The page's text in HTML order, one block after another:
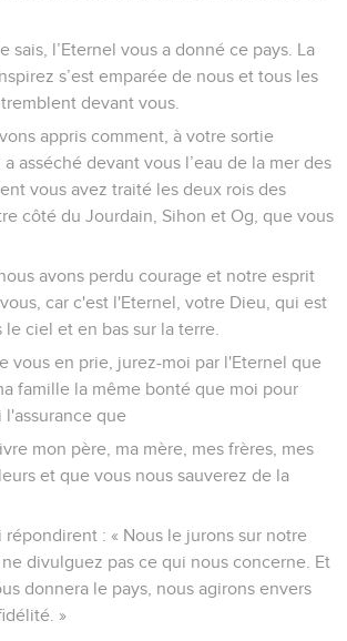
sais, l’Eternel vous a donné ce pays. La
s’est emparée de nous et tous les
devant vous.
appris comment, à votre sortie
asséché devant vous l’eau de la mer des
vous avez traité les deux rois des
côté du Jourdain, Sihon et Og, que vous
avons perdu courage et notre esprit
car c'est l'Eternel, votre Dieu, qui est
ciel et en bas sur la terre.
vous en prie, jurez-moi par l'Eternel que
famille la même bonté que moi pour
l'assurance que
mon père, ma mère, mes frères, mes
et que vous nous sauverez de la
répondirent : « Nous le jurons sur notre
divulguez pas ce qui nous concerne. Et
donnera le pays, nous agirons envers
»